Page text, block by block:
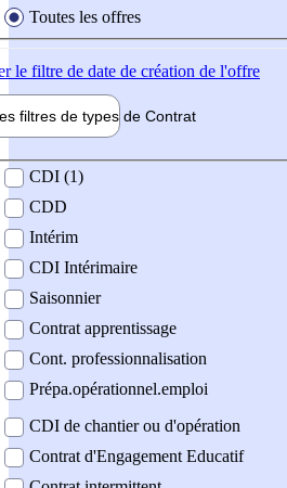
Toutes les offres
le filtre de date de création de l'offre
filtres de types de Contrat
contrat
CDI (1)
CDD
Intérim
CDI Intérimaire
Saisonnier
Contrat apprentissage
Cont. professionnalisation
Prépa.opérationnel.emploi
CDI de chantier ou d'opération
Contrat d'Engagement Educatif